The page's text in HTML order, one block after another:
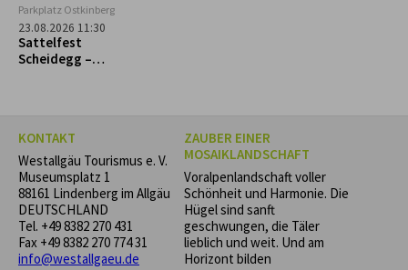
Parkplatz Ostkinberg
23.08.2026 11:30
Sattelfest
Scheidegg –
KONTAKT
Westallgäu Tourismus e. V.
Museumsplatz 1
88161 Lindenberg im Allgäu
DEUTSCHLAND
Tel. +49 8382 270 431
Fax +49 8382 270 774 31
info@westallgaeu.de
ZAUBER EINER
MOSAIKLANDSCHAFT
Voralpenlandschaft voller
Schönheit und Harmonie. Die
Hügel sind sanft
geschwungen, die Täler
lieblich und weit. Und am
Horizont bilden